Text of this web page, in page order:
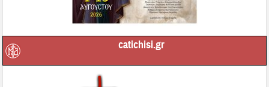
catichisi.gr